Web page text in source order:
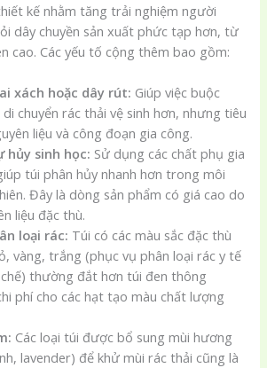
kế nhằm tăng trải nghiệm người
dây chuyền sản xuất phức tạp hơn, từ
cao. Các yếu tố cộng thêm bao gồm:
xách hoặc dây rút: Giúp việc buộc
chuyển rác thải vệ sinh hơn, nhưng tiêu
liệu và công đoạn gia công.
hủy sinh học: Sử dụng các chất phụ gia
túi phân hủy nhanh hơn trong môi
Đây là dòng sản phẩm có giá cao do
liệu đặc thù.
loại rác: Túi có các màu sắc đặc thù
vàng, trắng (phục vụ phân loại rác y tế
thường đắt hơn túi đen thông
phí cho các hạt tạo màu chất lượng
Các loại túi được bổ sung mùi hương
lavender) để khử mùi rác thải cũng là